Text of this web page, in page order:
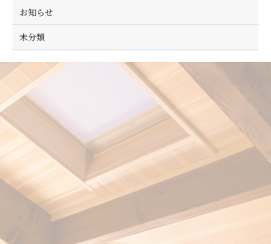
お知らせ
未分類